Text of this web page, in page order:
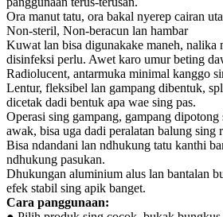
Ora manut tatu, ora bakal nyerep cairan
Non-steril, Non-beracun lan hambar
Kuwat lan bisa digunakake maneh, nalika
disinfeksi perlu. Awet karo umur beting
Radiolucent, antarmuka minimal kanggo
Lentur, fleksibel lan gampang dibentuk,
dicetak dadi bentuk apa wae sing pas.
Operasi sing gampang, gampang dipotong
awak, bisa uga dadi peralatan balung sing
Bisa ndandani lan ndhukung tatu kanthi
ndhukung pasukan.
Dhukungan aluminium alus lan bantalan
efek stabil sing apik banget.
Cara panggunaan: